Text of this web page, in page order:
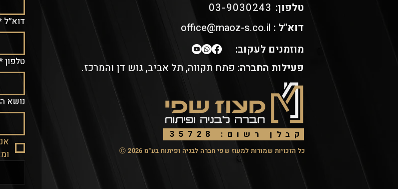
דוא״ל
טלפון
נושא
03-9030243 :טלפון
דוא"ל : office@maoz-s.co.il
מוזמנים לעקוב:
פעילות החברה: פתח תקווה, תל אביב, גוש דן והמרכז.
קבלן רשום: 35728
כל הזכויות שמורות למעוז שפי חברה לבניה ופיתוח בע"מ Ⓒ 2026